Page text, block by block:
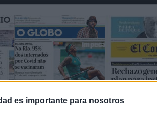
es importante para nosotros